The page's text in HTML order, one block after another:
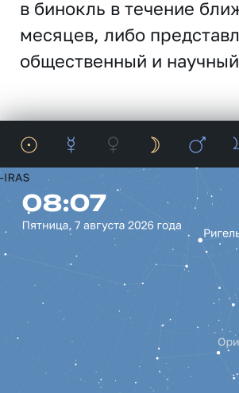
в бинокль в течение
месяцев, либо
общественный и